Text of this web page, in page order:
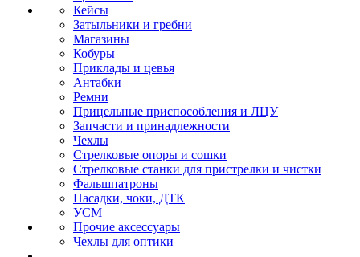
Кейсы
Затыльники и гребни
Магазины
Кобуры
Приклады и цевья
Антабки
Ремни
Прицельные приспособления и ЛЦУ
Запчасти и принадлежности
Чехлы
Стрелковые опоры и сошки
Стрелковые станки для пристрелки и чистки
Фальшпатроны
Насадки, чоки, ДТК
УСМ
Прочие аксессуары
Чехлы для оптики